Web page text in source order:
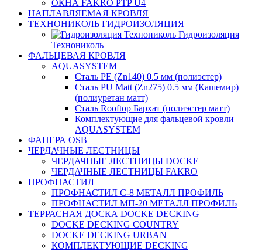
ОКНА FAKRO PTP U4
НАПЛАВЛЯЕМАЯ КРОВЛЯ
ТЕХНОНИКОЛЬ ГИДРОИЗОЛЯЦИЯ
Гидроизоляция
Технониколь
ФАЛЬЦЕВАЯ КРОВЛЯ
AQUASYSTEM
Сталь PE (Zn140) 0.5 мм (полиэстер)
Сталь PU Matt (Zn275) 0.5 мм (Кашемир)
(полиуретан матт)
Сталь Rooftop Бархат (полиэстер матт)
Комплектующие для фальцевой кровли
AQUASYSTEM
ФАНЕРА OSB
ЧЕРДАЧНЫЕ ЛЕСТНИЦЫ
ЧЕРДАЧНЫЕ ЛЕСТНИЦЫ DOCKE
ЧЕРДАЧНЫЕ ЛЕСТНИЦЫ FAKRO
ПРОФНАСТИЛ
ПРОФНАСТИЛ C-8 МЕТАЛЛ ПРОФИЛЬ
ПРОФНАСТИЛ МП-20 МЕТАЛЛ ПРОФИЛЬ
ТЕРРАСНАЯ ДОСКА DOCKE DECKING
DOCKE DECKING COUNTRY
DOCKE DECKING URBAN
КОМПЛЕКТУЮЩИЕ DECKING